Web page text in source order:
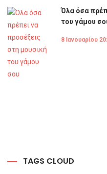
Όλα όσα
του γάμου
8 Ιανουαρίου
TAGS CLOUD